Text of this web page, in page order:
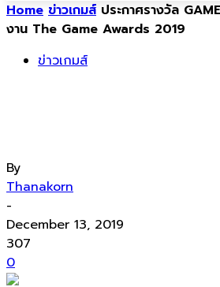
Home ข่าวเกมส์ ประกาศรางวัล
งาน The Game Awards 2019
ข่าวเกมส์
By
Thanakorn
-
December 13, 2019
307
0